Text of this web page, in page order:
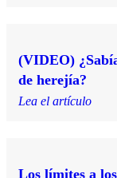
(VIDEO)
de herejía?
Lea el artículo
Los límites a